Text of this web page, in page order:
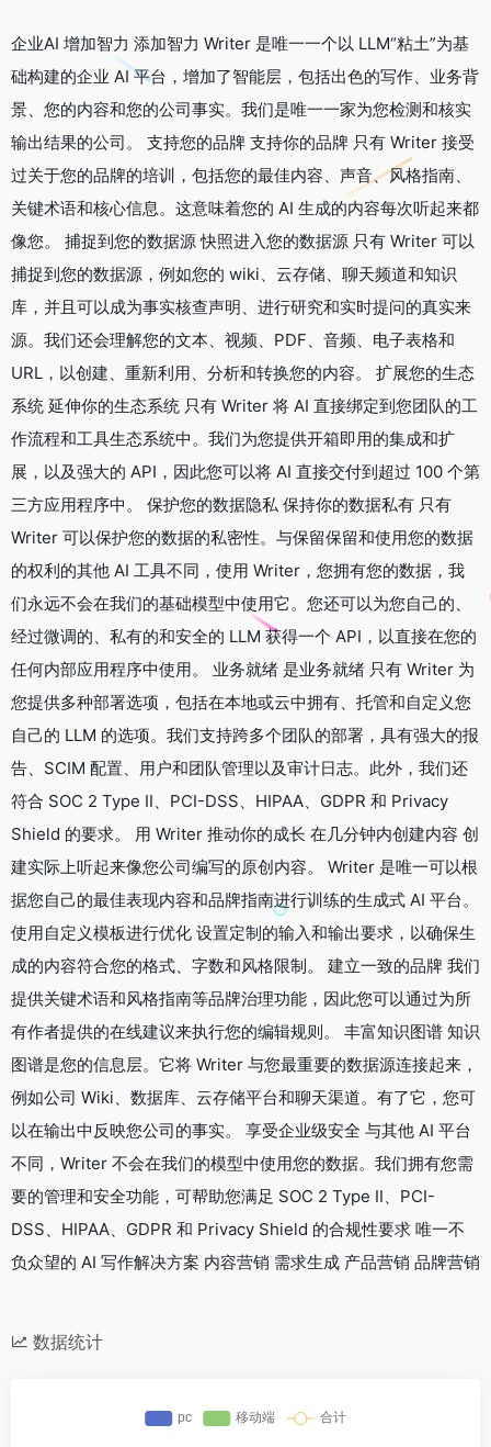
企业AI 增加智力 添加智力 Writer 是唯一一个以 LLM“粘土”为基
础构建的企业 AI 平台，增加了智能层，包括出色的写作、业务背
景、您的内容和您的公司事实。我们是唯一一家为您检测和核实
输出结果的公司。 支持您的品牌 支持你的品牌 只有 Writer 接受
过关于您的品牌的培训，包括您的最佳内容、声音、风格指南、
关键术语和核心信息。这意味着您的 AI 生成的内容每次听起来都
像您。 捕捉到您的数据源 快照进入您的数据源 只有 Writer 可以
捕捉到您的数据源，例如您的 wiki、云存储、聊天频道和知识
库，并且可以成为事实核查声明、进行研究和实时提问的真实来
源。我们还会理解您的文本、视频、PDF、音频、电子表格和
URL，以创建、重新利用、分析和转换您的内容。 扩展您的生态
系统 延伸你的生态系统 只有 Writer 将 AI 直接绑定到您团队的工
作流程和工具生态系统中。我们为您提供开箱即用的集成和扩
展，以及强大的 API，因此您可以将 AI 直接交付到超过 100 个第
三方应用程序中。 保护您的数据隐私 保持你的数据私有 只有
Writer 可以保护您的数据的私密性。与保留保留和使用您的数据
的权利的其他 AI 工具不同，使用 Writer，您拥有您的数据，我
们永远不会在我们的基础模型中使用它。您还可以为您自己的、
经过微调的、私有的和安全的 LLM 获得一个 API，以直接在您的
任何内部应用程序中使用。 业务就绪 是业务就绪 只有 Writer 为
您提供多种部署选项，包括在本地或云中拥有、托管和自定义您
自己的 LLM 的选项。我们支持跨多个团队的部署，具有强大的报
告、SCIM 配置、用户和团队管理以及审计日志。此外，我们还
符合 SOC 2 Type II、PCI-DSS、HIPAA、GDPR 和 Privacy
Shield 的要求。 用 Writer 推动你的成长 在几分钟内创建内容 创
建实际上听起来像您公司编写的原创内容。 Writer 是唯一可以根
据您自己的最佳表现内容和品牌指南进行训练的生成式 AI 平台。
使用自定义模板进行优化 设置定制的输入和输出要求，以确保生
成的内容符合您的格式、字数和风格限制。 建立一致的品牌 我们
提供关键术语和风格指南等品牌治理功能，因此您可以通过为所
有作者提供的在线建议来执行您的编辑规则。 丰富知识图谱 知识
图谱是您的信息层。它将 Writer 与您最重要的数据源连接起来，
例如公司 Wiki、数据库、云存储平台和聊天渠道。有了它，您可
以在输出中反映您公司的事实。 享受企业级安全 与其他 AI 平台
不同，Writer 不会在我们的模型中使用您的数据。我们拥有您需
要的管理和安全功能，可帮助您满足 SOC 2 Type II、PCI-
DSS、HIPAA、GDPR 和 Privacy Shield 的合规性要求 唯一不
负众望的 AI 写作解决方案 内容营销 需求生成 产品营销 品牌营销
数据统计